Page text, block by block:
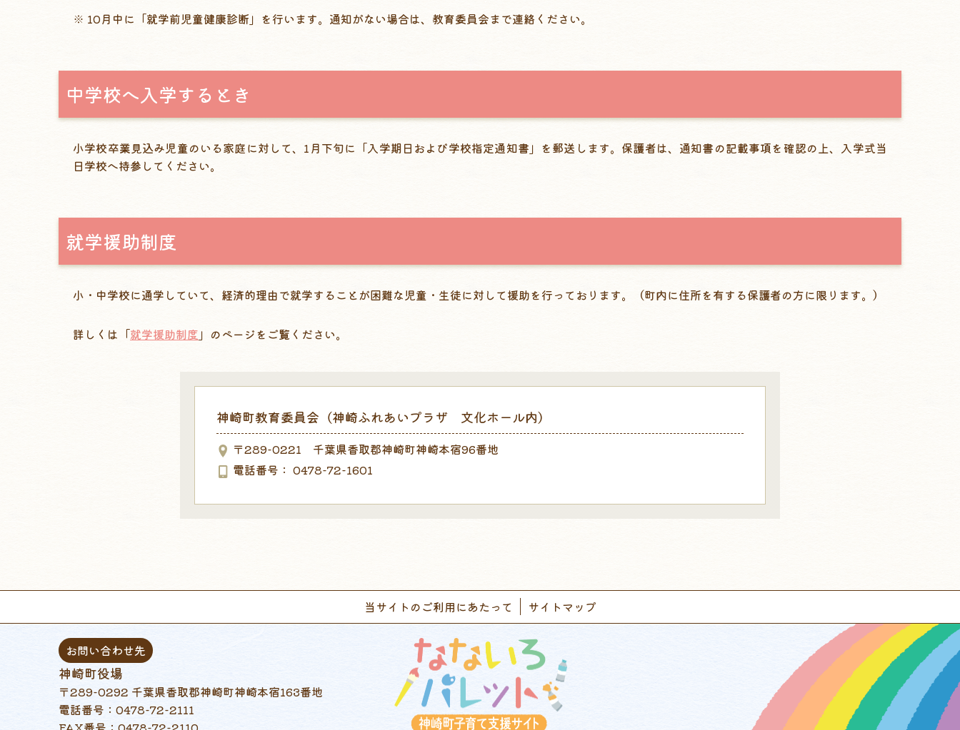
※ 10月中に「就学前児童健康診断」を行います。通知がない場合は、教育委員会まで連絡ください。
中学校へ入学するとき
小学校卒業見込み児童のいる家庭に対して、1月下旬に「入学期日および学校指定通知書」を郵送します。保護者は、通知書の記載事項を確認の上、入学式当
日学校へ持参してください。
就学援助制度
小・中学校に通学していて、経済的理由で就学することが困難な児童・生徒に対して援助を行っております。（町内に住所を有する保護者の方に限ります。）
詳しくは「就学援助制度 」のページをご覧ください。
神崎町教育委員会（神崎ふれあいプラザ 文化ホール内）
〒289-0221 千葉県香取郡神崎町神崎本宿96番地
電話番号
0478-72-1601
当サイトのご利用にあたって サイトマップ
お問い合わせ先
神崎町役場
〒289-0292 千葉県香取郡神崎町神崎本宿163番地
電話番号：0478-72-2111